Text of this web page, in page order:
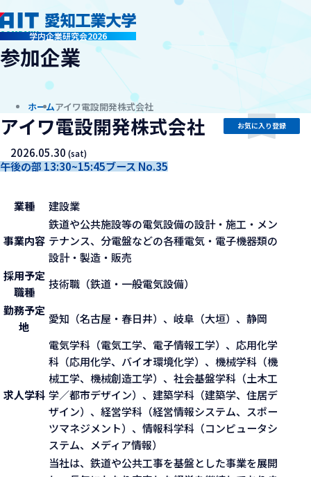
学内企業研究会2026
company
参加企業
ホームアイワ電設開発株式会社
アイワ電設開発株式会社
2026.05.30(sat)
午後の部 13:30~15:45ブース No.35
お気に入り登録
業種 建設業
事業内容
鉄道や公共施設等の電気設備の設計・施工・メン
テナンス、分電盤などの各種電気・電子機器類の
設計・製造・販売
採用予定
職種
技術職（鉄道・一般電気設備）
勤務予定
地
愛知（名古屋・春日井）、岐阜（大垣）、静岡
求人学科
電気学科（電気工学、電子情報工学）、応用化学
科（応用化学、バイオ環境化学）、機械学科（機
械工学、機械創造工学）、社会基盤学科（土木工
学／都市デザイン）、建築学科（建築学、住居デ
ザイン）、経営学科（経営情報システム、スポー
ツマネジメント）、情報科学科（コンピュータシ
ステム、メディア情報）
当社は、鉄道や公共工事を基盤とした事業を展開